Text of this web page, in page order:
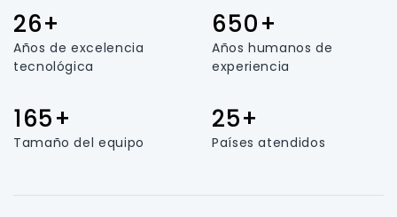
26+
Años de excelencia
tecnológica
650+
Años humanos de
experiencia
165+
Tamaño del equipo
25+
Países atendidos